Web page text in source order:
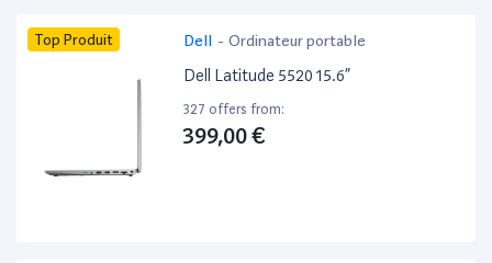
Top Produit Dell - Ordinateur portable
Dell Latitude 5520 15.6”
327 offers from:
399,00 €